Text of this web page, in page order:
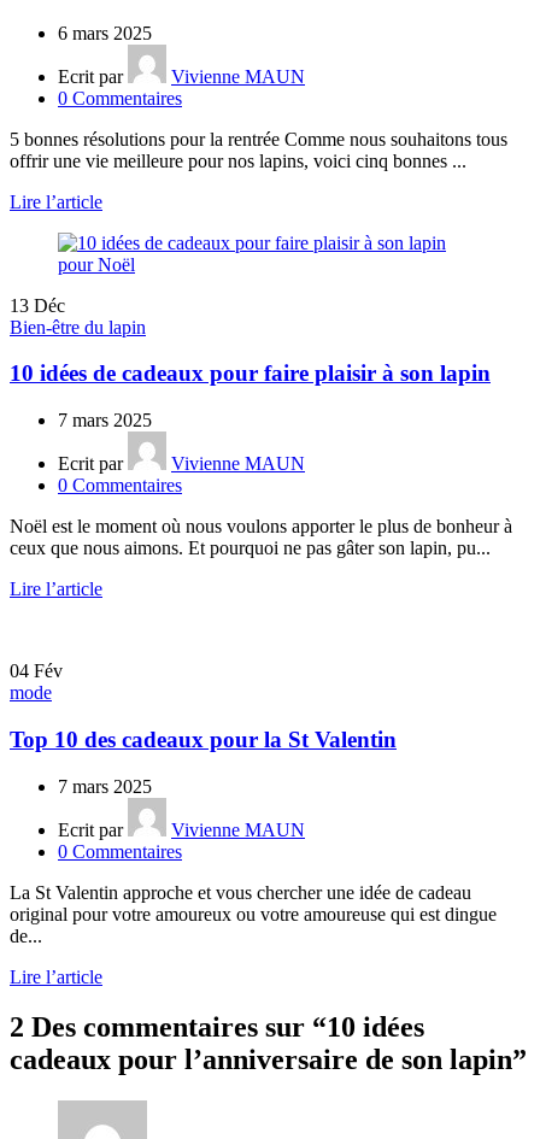
6 mars 2025
Ecrit par
Vivienne MAUN
0 Commentaires
5 bonnes résolutions pour la rentrée Comme nous souhaitons tous
offrir une vie meilleure pour nos lapins, voici cinq bonnes ...
Lire l’article
13 Déc
Bien-être du lapin
10 idées de cadeaux pour faire plaisir à son lapin
7 mars 2025
Ecrit par
Vivienne MAUN
0 Commentaires
Noël est le moment où nous voulons apporter le plus de bonheur à
ceux que nous aimons. Et pourquoi ne pas gâter son lapin, pu...
Lire l’article
04 Fév
mode
Top 10 des cadeaux pour la St Valentin
7 mars 2025
Ecrit par
Vivienne MAUN
0 Commentaires
La St Valentin approche et vous chercher une idée de cadeau
original pour votre amoureux ou votre amoureuse qui est dingue
de...
Lire l’article
2 Des commentaires sur “10 idées
cadeaux pour l’anniversaire de son lapin”